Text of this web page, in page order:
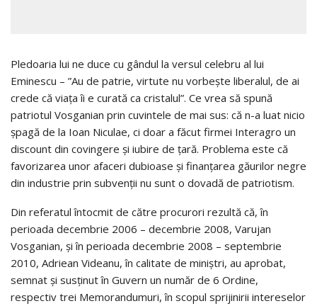
Pledoaria lui ne duce cu gândul la versul celebru al lui
Eminescu – ”Au de patrie, virtute nu vorbeşte liberalul, de ai
crede că viaţa îi e curată ca cristalul”. Ce vrea să spună
patriotul Vosganian prin cuvintele de mai sus: că n-a luat nicio
şpagă de la Ioan Niculae, ci doar a făcut firmei Interagro un
discount din covingere şi iubire de ţară. Problema este că
favorizarea unor afaceri dubioase şi finanţarea găurilor negre
din industrie prin subvenţii nu sunt o dovadă de patriotism.
Din referatul întocmit de către procurori rezultă că, în
perioada decembrie 2006 – decembrie 2008, Varujan
Vosganian, şi în perioada decembrie 2008 – septembrie
2010, Adriean Videanu, în calitate de miniştri, au aprobat,
semnat şi susţinut în Guvern un număr de 6 Ordine,
respectiv trei Memorandumuri, în scopul sprijinirii intereselor